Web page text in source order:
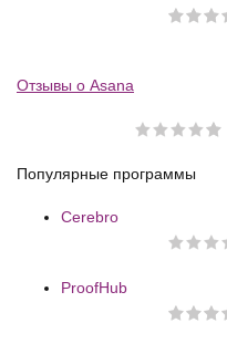
Отзывы о Asana
Популярные программы
Cerebro
ProofHub